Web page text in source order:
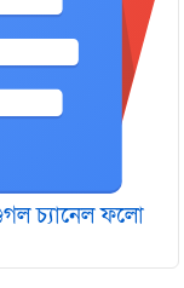
চ‌্যানেল ফলো